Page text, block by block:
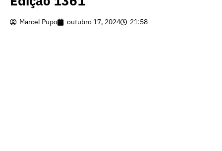
Marcel Pupo outubro 17, 2024 21:58